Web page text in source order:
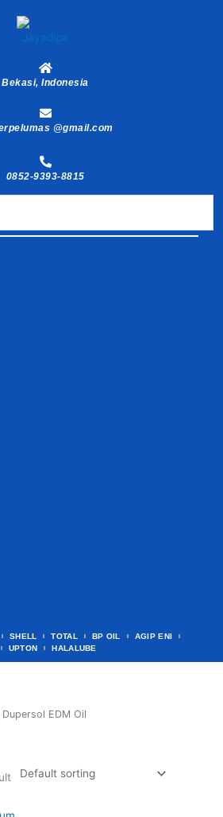
Bekasi, Indonesia
@gmail.com
0852-9393-8815
SHELL TOTAL BP OIL
AGIP ENI
UPTON HALALUBE
Dupersol EDM Oil